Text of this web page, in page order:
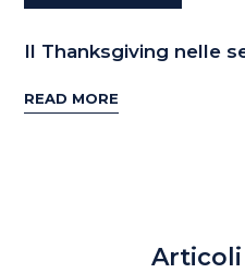
Il Thanksgiving nelle
READ MORE